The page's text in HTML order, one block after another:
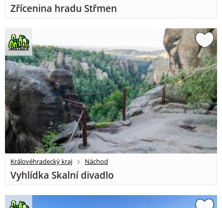
Zřícenina hradu Střmen
Královéhradecký kraj Náchod
Vyhlídka Skalní divadlo